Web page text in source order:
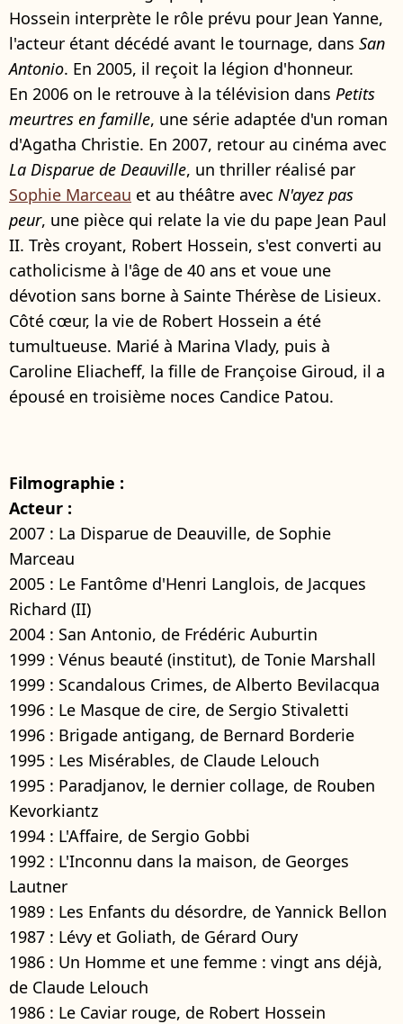
Hossein interprète le rôle prévu pour Jean Yanne,
l'acteur étant décédé avant le tournage, dans San
Antonio. En 2005, il reçoit la légion d'honneur.
En 2006 on le retrouve à la télévision dans Petits
meurtres en famille, une série adaptée d'un roman
d'Agatha Christie. En 2007, retour au cinéma avec
La Disparue de Deauville, un thriller réalisé par
Sophie Marceau et au théâtre avec N'ayez pas
peur, une pièce qui relate la vie du pape Jean Paul
II. Très croyant, Robert Hossein, s'est converti au
catholicisme à l'âge de 40 ans et voue une
dévotion sans borne à Sainte Thérèse de Lisieux.
Côté cœur, la vie de Robert Hossein a été
tumultueuse. Marié à Marina Vlady, puis à
Caroline Eliacheff, la fille de Françoise Giroud, il a
épousé en troisième noces Candice Patou.
Filmographie :
Acteur :
2007 : La Disparue de Deauville, de Sophie
Marceau
2005 : Le Fantôme d'Henri Langlois, de Jacques
Richard (II)
2004 : San Antonio, de Frédéric Auburtin
1999 : Vénus beauté (institut), de Tonie Marshall
1999 : Scandalous Crimes, de Alberto Bevilacqua
1996 : Le Masque de cire, de Sergio Stivaletti
1996 : Brigade antigang, de Bernard Borderie
1995 : Les Misérables, de Claude Lelouch
1995 : Paradjanov, le dernier collage, de Rouben
Kevorkiantz
1994 : L'Affaire, de Sergio Gobbi
1992 : L'Inconnu dans la maison, de Georges
Lautner
1989 : Les Enfants du désordre, de Yannick Bellon
1987 : Lévy et Goliath, de Gérard Oury
1986 : Un Homme et une femme : vingt ans déjà,
de Claude Lelouch
1986 : Le Caviar rouge, de Robert Hossein